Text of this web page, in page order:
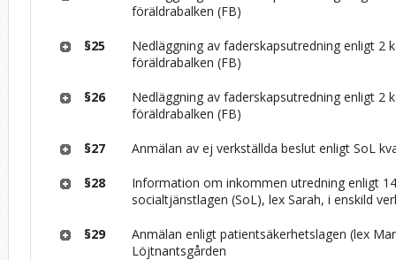
föräldrabalken (FB)
§25
Nedläggning av faderskapsutredning enligt 2
föräldrabalken (FB)
§26
Nedläggning av faderskapsutredning enligt 2
föräldrabalken (FB)
§27 Anmälan av ej verkställda beslut enligt SoL
§28
Information om inkommen utredning enligt
socialtjänstlagen (SoL), lex Sarah, i enskild
§29
Anmälan enligt patientsäkerhetslagen (lex
Löjtnantsgården